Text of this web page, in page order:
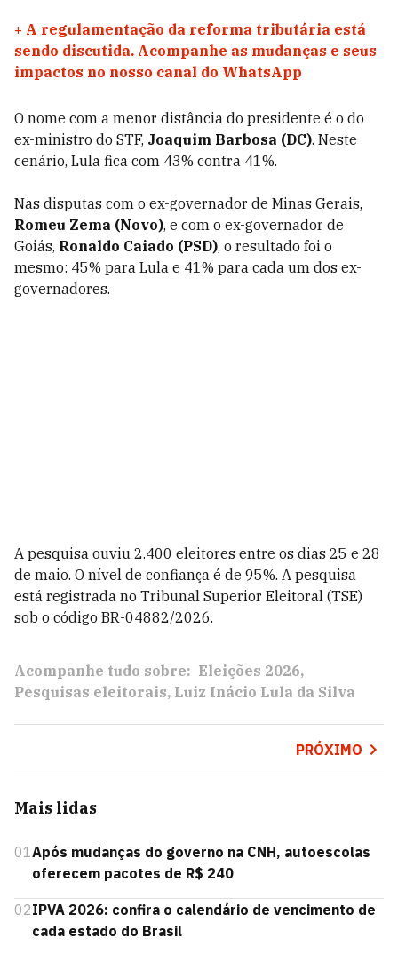
+ A regulamentação da reforma tributária está
sendo discutida. Acompanhe as mudanças e seus
impactos no nosso canal do WhatsApp
O nome com a menor distância do presidente é o do
ex-ministro do STF, Joaquim Barbosa (DC). Neste
cenário, Lula fica com 43% contra 41%.
Nas disputas com o ex-governador de Minas Gerais,
Romeu Zema (Novo), e com o ex-governador de
Goiás, Ronaldo Caiado (PSD), o resultado foi o
mesmo: 45% para Lula e 41% para cada um dos ex-
governadores.
A pesquisa ouviu 2.400 eleitores entre os dias 25 e 28
de maio. O nível de confiança é de 95%. A pesquisa
está registrada no Tribunal Superior Eleitoral (TSE)
sob o código BR-04882/2026.
Acompanhe tudo sobre: Eleições 2026
Pesquisas eleitorais Luiz Inácio Lula da Silva
PRÓXIMO
Mais lidas
01Após mudanças do governo na CNH, autoescolas
oferecem pacotes de R$ 240
02IPVA 2026: confira o calendário de vencimento de
cada estado do Brasil